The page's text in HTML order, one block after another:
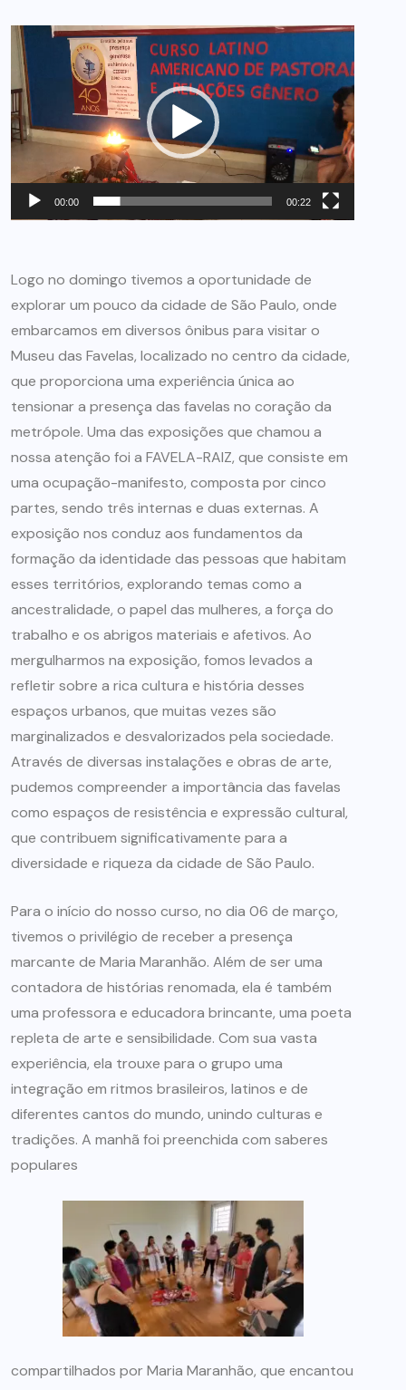
Tocador
de
vídeo
00:00 00:22
Logo no domingo tivemos a oportunidade de
explorar um pouco da cidade de São Paulo, onde
embarcamos em diversos ônibus para visitar o
Museu das Favelas, localizado no centro da cidade,
que proporciona uma experiência única ao
tensionar a presença das favelas no coração da
metrópole. Uma das exposições que chamou a
nossa atenção foi a FAVELA-RAIZ, que consiste em
uma ocupação-manifesto, composta por cinco
partes, sendo três internas e duas externas. A
exposição nos conduz aos fundamentos da
formação da identidade das pessoas que habitam
esses territórios, explorando temas como a
ancestralidade, o papel das mulheres, a força do
trabalho e os abrigos materiais e afetivos. Ao
mergulharmos na exposição, fomos levados a
refletir sobre a rica cultura e história desses
espaços urbanos, que muitas vezes são
marginalizados e desvalorizados pela sociedade.
Através de diversas instalações e obras de arte,
pudemos compreender a importância das favelas
como espaços de resistência e expressão cultural,
que contribuem significativamente para a
diversidade e riqueza da cidade de São Paulo.
Para o início do nosso curso, no dia 06 de março,
tivemos o privilégio de receber a presença
marcante de Maria Maranhão. Além de ser uma
contadora de histórias renomada, ela é também
uma professora e educadora brincante, uma poeta
repleta de arte e sensibilidade. Com sua vasta
experiência, ela trouxe para o grupo uma
integração em ritmos brasileiros, latinos e de
diferentes cantos do mundo, unindo culturas e
tradições. A manhã foi preenchida com saberes
populares
compartilhados por Maria Maranhão, que encantou